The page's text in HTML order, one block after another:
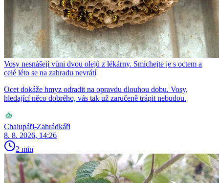
Vosy nesnášejí vůni dvou olejů z lékárny. Smíchejte je s octem a
celé léto se na zahradu nevrátí
Ocet dokáže hmyz odradit na opravdu dlouhou dobu. Vosy,
hledající něco dobrého, vás tak už zaručeně trápit nebudou.
Chalupáři-Zahrádkáři
8. 8. 2026, 14:26
2 min